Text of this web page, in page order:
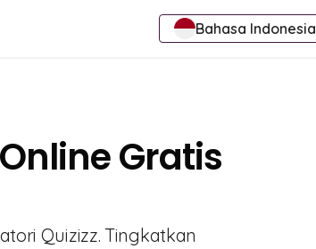
Bahasa Indonesia
Gratis
Quizizz. Tingkatkan